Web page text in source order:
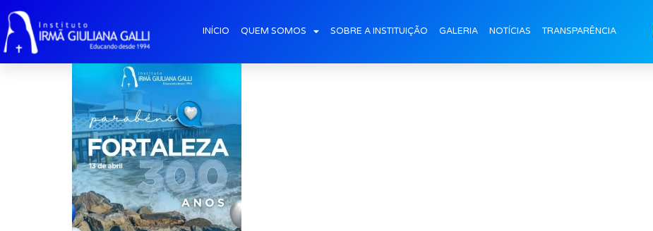
INÍCIO QUEM SOMOS SOBRE A INSTITUIÇÃO GALERIA NOTÍCIAS TRANSPARÊNCIA
post2026-abr-300anos-Fortaleza